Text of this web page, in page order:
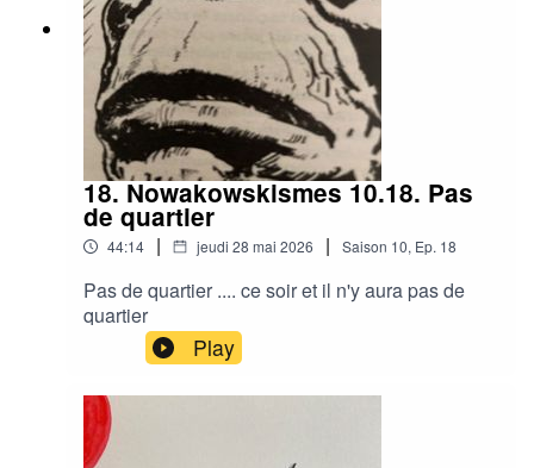
18. Nowakowskismes 10.18. Pas
de quartier
44:14 | jeudi 28 mai 2026 | Saison 10, Ep. 18
Pas de quartier .... ce soir et il n'y aura pas de
quartier
Play